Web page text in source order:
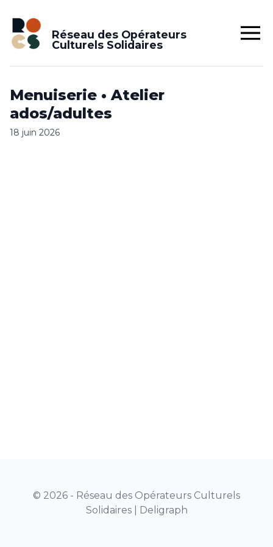
Réseau des Opérateurs
Culturels Solidaires
Menuiserie • Atelier
ados/adultes
18 juin 2026
© 2026 - Réseau des Opérateurs Culturels
Solidaires | Deligraph